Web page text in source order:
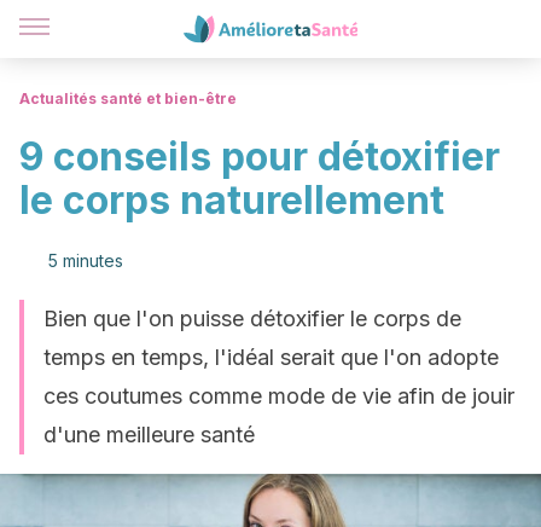
Actualités santé et bien-être
9 conseils pour détoxifier
le corps naturellement
5 minutes
Bien que l'on puisse détoxifier le corps de
temps en temps, l'idéal serait que l'on adopte
ces coutumes comme mode de vie afin de jouir
d'une meilleure santé